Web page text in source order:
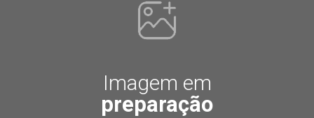
Imagem em
preparação